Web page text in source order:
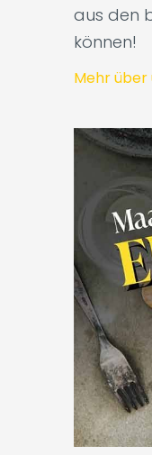
aus den
können!
Mehr über